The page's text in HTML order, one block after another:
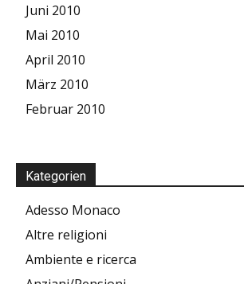
Juni 2010
Mai 2010
April 2010
März 2010
Februar 2010
Kategorien
Adesso Monaco
Altre religioni
Ambiente e ricerca